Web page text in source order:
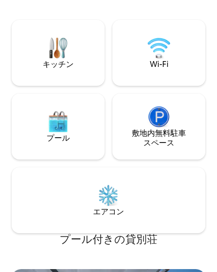
short 3-minute drive, ensuring comfort
and ease throughout your stay.
めます。 中心部に住みながら、景色、プ
ール、プライバシ
木々、平和をお楽
キッチン Wi-Fi
プール
敷地内無料駐⁠車
ス⁠ペ⁠ー⁠ス
エアコン
プール付きの貸別荘